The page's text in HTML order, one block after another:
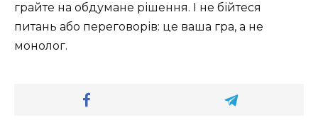
грайте на обдумане рішення. І не бійтеся
питань або переговорів: це ваша гра, а не
монолог.